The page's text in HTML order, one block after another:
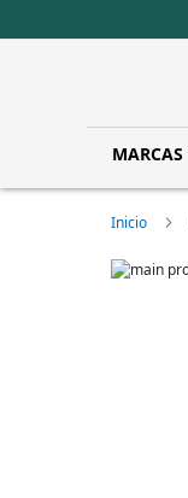
a
MARCAS
Inicio
Skip